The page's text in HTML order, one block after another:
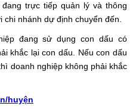
trực tiếp quản lý và thông
nhánh dự định chuyển đến.
đang sử dụng con dấu có
khắc lại con dấu. Nếu con dấu
doanh nghiệp không phải khắc
huyện